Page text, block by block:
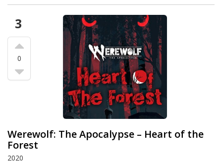
3
0
Werewolf: The Apocalypse – Heart of the
Forest
2020